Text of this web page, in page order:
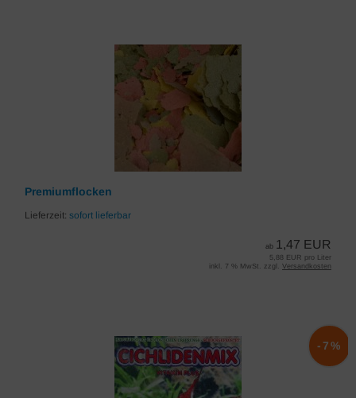
Premiumflocken
Lieferzeit: sofort lieferbar
ab 1,47 EUR
5,88 EUR pro Liter
inkl. 7 % MwSt. zzgl. Versandkosten
-7%